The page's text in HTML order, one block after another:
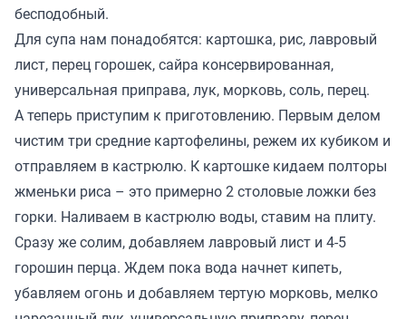
бесподобный.
Для супа нам понадобятся: картошка, рис, лавровый
лист, перец горошек, сайра консервированная,
универсальная приправа, лук, морковь, соль, перец.
А теперь приступим к приготовлению. Первым делом
чистим три средние картофелины, режем их кубиком и
отправляем в кастрюлю. К картошке кидаем полторы
жменьки риса – это примерно 2 столовые ложки без
горки. Наливаем в кастрюлю воды, ставим на плиту.
Сразу же солим, добавляем лавровый лист и 4-5
горошин перца. Ждем пока вода начнет кипеть,
убавляем огонь и добавляем тертую морковь, мелко